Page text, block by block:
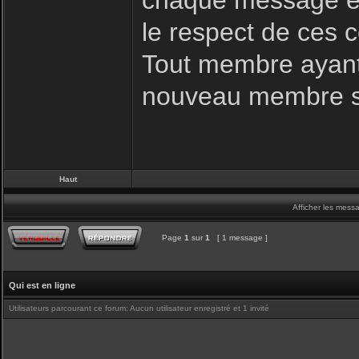
le respect de ces
Tout membre
nouveau membre
Haut
Afficher les
Page 1 sur 1 [ 1 message ]
Qui est en ligne
Utilisateurs parcourant ce forum: Aucun utilisateur enregistré et 1 invité